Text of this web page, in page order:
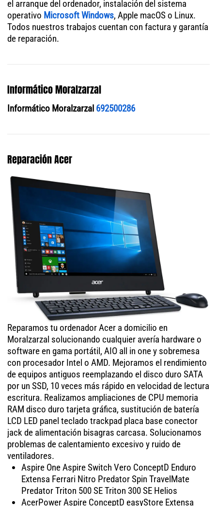
el arranque del ordenador, instalación del sistema
operativo Microsoft Windows, Apple macOS o Linux.
Todos nuestros trabajos cuentan con factura y garantía
de reparación.
Informático Moralzarzal
Informático Moralzarzal 692500286
Reparación Acer
Reparamos tu ordenador Acer a domicilio en
Moralzarzal solucionando cualquier avería hardware o
software en gama portátil, AIO all in one y sobremesa
con procesador Intel o AMD. Mejoramos el rendimiento
de equipos antiguos reemplazando el disco duro SATA
por un SSD, 10 veces más rápido en velocidad de lectura
escritura. Realizamos ampliaciones de CPU memoria
RAM disco duro tarjeta gráfica, sustitución de batería
LCD LED panel teclado trackpad placa base conector
jack de alimentación bisagras carcasa. Solucionamos
problemas de calentamiento excesivo y ruido de
ventiladores.
Aspire One Aspire Switch Vero ConceptD Enduro
Extensa Ferrari Nitro Predator Spin TravelMate
Predator Triton 500 SE Triton 300 SE Helios
AcerPower Aspire ConceptD easyStore Extensa